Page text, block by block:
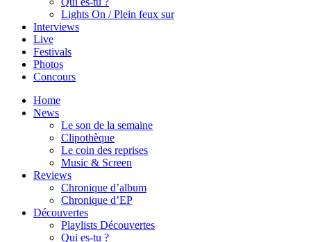
Lights On / Plein feux sur
Interviews
Live
Festivals
Photos
Concours
Home
News
Le son de la semaine
Clipothèque
Le coin des reprises
Music & Screen
Reviews
Chronique d’album
Chronique d’EP
Découvertes
Playlists Découvertes
Qui es-tu ?